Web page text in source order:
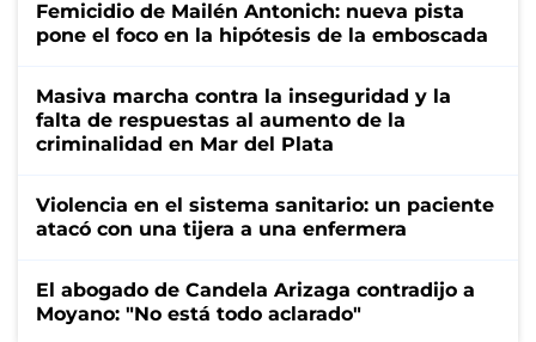
Femicidio de Mailén Antonich: nueva pista
pone el foco en la hipótesis de la emboscada
Masiva marcha contra la inseguridad y la
falta de respuestas al aumento de la
criminalidad en Mar del Plata
Violencia en el sistema sanitario: un paciente
atacó con una tijera a una enfermera
El abogado de Candela Arizaga contradijo a
Moyano: "No está todo aclarado"